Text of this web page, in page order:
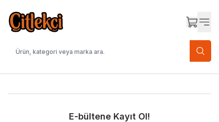
E-bültene Kayıt Ol!